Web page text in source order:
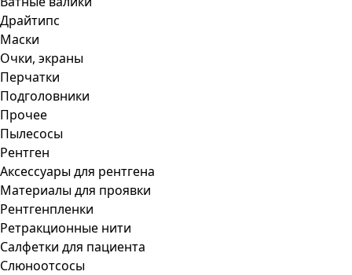
Драйтипс
Маски
Очки, экраны
Перчатки
Подголовники
Прочее
Пылесосы
Рентген
Аксессуары для рентгена
Материалы для проявки
Рентгенпленки
Ретракционные нити
Салфетки для пациента
Слюноотсосы